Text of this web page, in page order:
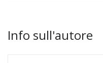
Info sull'autore